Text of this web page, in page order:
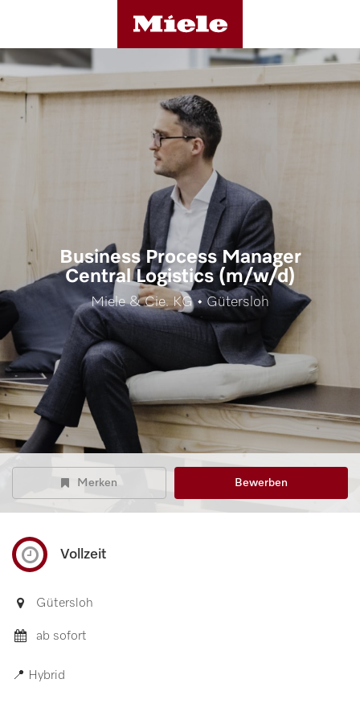
Business Process Manager
Central Logistics (m/w/d)
Miele & Cie. KG • Gütersloh
Merken Bewerben
Vollzeit
Gütersloh
ab sofort
📍 Hybrid